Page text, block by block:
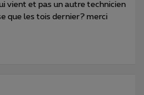
vient et pas un autre technicien
que les tois dernier? merci